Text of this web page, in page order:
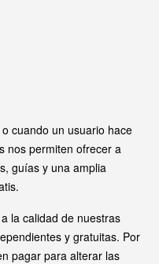
cuando un usuario hace
nos permiten ofrecer a
guías y una amplia
la calidad de nuestras
y gratuitas. Por
pagar para alterar las